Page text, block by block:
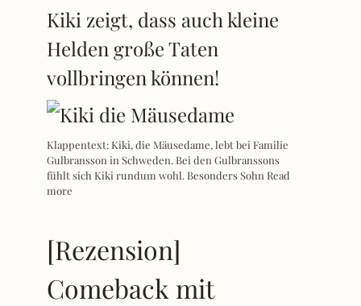
Kiki zeigt, dass auch kleine
Helden große Taten
vollbringen können!
Klappentext: Kiki, die Mäusedame, lebt bei Familie
Gulbransson in Schweden. Bei den Gulbranssons
fühlt sich Kiki rundum wohl. Besonders Sohn Read
more
[Rezension]
Comeback mit